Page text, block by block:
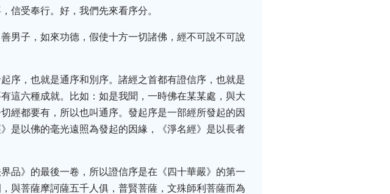
信受奉行。好，我們先來看序分。
男子，如來功德，假使十方一切諸佛，經不可說不可說
序，也就是通序和別序。諸經之首都有證信序，也就是
這六種成就。比如：如是我聞，一時佛在某某處，與大
經都要有，所以也叫通序。發起序是一部經所發起的因
是以佛的毫光遠照為發起的因緣，《淨名經》是以長者
品》的最後一卷，所以證信序是在《四十華嚴》的第一
與菩薩摩訶薩五千人俱，普賢菩薩，文殊師利菩薩而為